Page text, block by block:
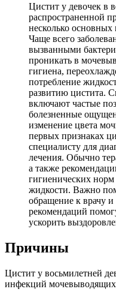
Цистит у девочек в
распространенной
несколько
Чаще всего
вызванными
проникать в
гигиена,
потребление
развитию цистита.
включают частые
болезненные
изменение цвета
первых признаках
специалисту для
лечения. Обычно
а также
гигиенических
жидкости. Важно
обращение к врачу
рекомендаций
ускорить
Причины
Цистит у восьмилетней
инфекций